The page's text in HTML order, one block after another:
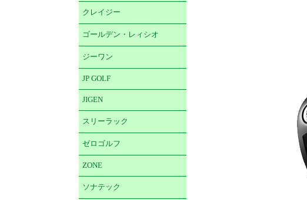
クレイジー
ゴールデン・レィシオ
ジーワン
JP GOLF
JIGEN
スリーラック
ゼロゴルフ
ZONE
ソナテック